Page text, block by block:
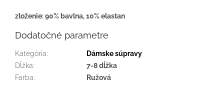
zloženie: 90% bavlna, 10% elastan
Dodatočné parametre
Kategória:
Dámske súpravy
Dĺžka:
7-8 dĺžka
Farba:
Ružová